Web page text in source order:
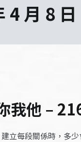
4 月 8 日
我他 –
立每段關係時，多